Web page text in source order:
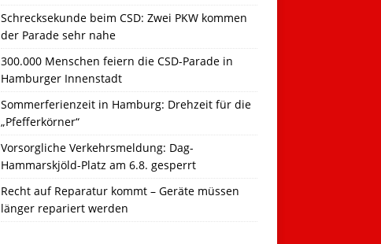
Schrecksekunde beim CSD: Zwei PKW kommen
der Parade sehr nahe
300.000 Menschen feiern die CSD-Parade in
Hamburger Innenstadt
Sommerferienzeit in Hamburg: Drehzeit für die
„Pfefferkörner“
Vorsorgliche Verkehrsmeldung: Dag-
Hammarskjöld-Platz am 6.8. gesperrt
Recht auf Reparatur kommt – Geräte müssen
länger repariert werden